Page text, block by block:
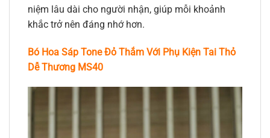
niệm lâu dài cho người nhận, giúp mỗi khoảnh
khắc trở nên đáng nhớ hơn.
Bó Hoa Sáp Tone Đỏ Thắm Với Phụ Kiện Tai Thỏ
Dễ Thương MS40